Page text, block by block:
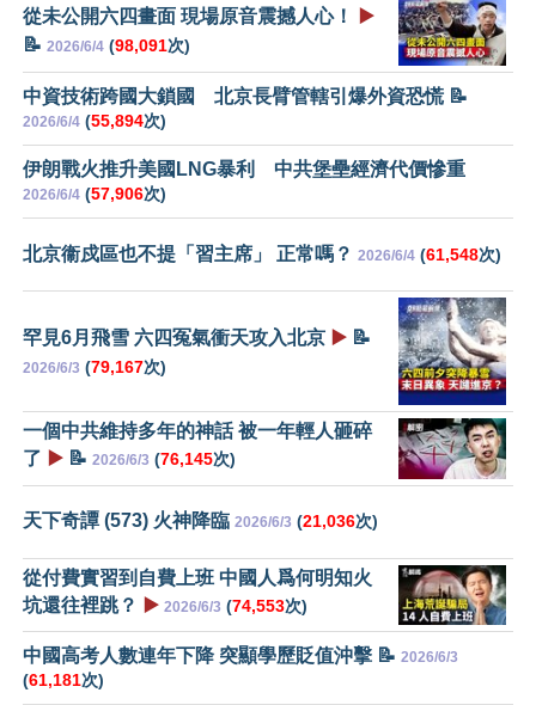
從未公開六四畫面 現場原音震撼人心！
▶️
📝 2026/6/4 (98,091次)
中資技術跨國大鎖國 北京長臂管轄引爆外資恐慌 📝
2026/6/4 (55,894次)
伊朗戰火推升美國LNG暴利 中共堡壘經濟代價慘重
2026/6/4 (57,906次)
北京衞戍區也不提「習主席」 正常嗎？ 2026/6/4 (61,548次)
罕見6月飛雪 六四冤氣衝天攻入北京 ▶️ 📝
2026/6/3 (79,167次)
一個中共維持多年的神話 被一年輕人砸碎
了 ▶️ 📝 2026/6/3 (76,145次)
天下奇譚 (573) 火神降臨 2026/6/3 (21,036次)
從付費實習到自費上班 中國人爲何明知火
坑還往裡跳？
▶️ 2026/6/3 (74,553次)
中國高考人數連年下降 突顯學歷貶值沖擊 📝 2026/6/3
(61,181次)